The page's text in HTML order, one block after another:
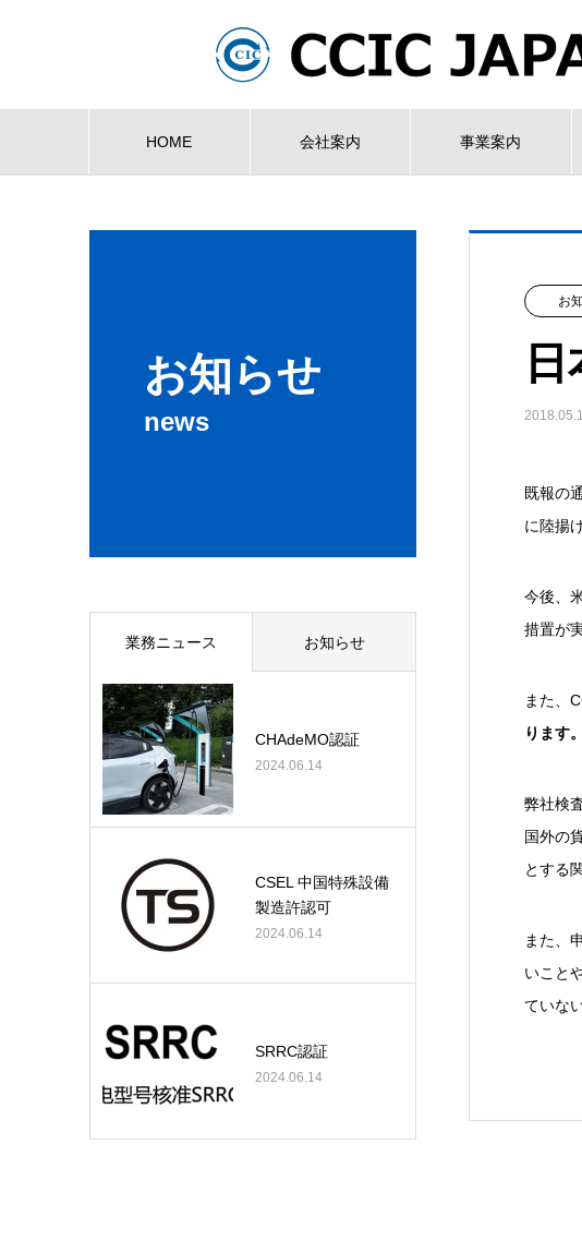
HOME 会社案内 事業案内
お知らせ
news
お
既報の
に陸揚
今後、
措置が
また、
ります。
弊社検
国外の
とする
また、
いこと
ていな
業務ニュース お知らせ
CHAdeMO認証
2024.06.14
CSEL 中国特殊設備
製造許認可
2024.06.14
SRRC認証
2024.06.14